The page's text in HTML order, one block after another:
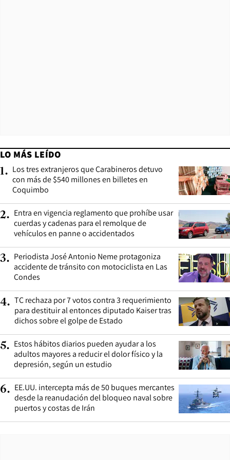
LO MÁS LEÍDO
1. Los tres extranjeros que Carabineros detuvo
con más de $540 millones en billetes en
Coquimbo
2. Entra en vigencia reglamento que prohíbe usar
cuerdas y cadenas para el remolque de
vehículos en panne o accidentados
3. Periodista José Antonio Neme protagoniza
accidente de tránsito con motociclista en Las
Condes
4. TC rechaza por 7 votos contra 3 requerimiento
para destituir al entonces diputado Kaiser tras
dichos sobre el golpe de Estado
5. Estos hábitos diarios pueden ayudar a los
adultos mayores a reducir el dolor físico y la
depresión, según un estudio
6. EE.UU. intercepta más de 50 buques mercantes
desde la reanudación del bloqueo naval sobre
puertos y costas de Irán